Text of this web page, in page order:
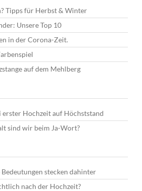
Tipps für Herbst & Winter
Unsere Top 10
in der Corona-Zeit.
auf dem Mehlberg
Hochzeit auf Höchststand
sind wir beim Ja-Wort?
stecken dahinter
nach der Hochzeit?